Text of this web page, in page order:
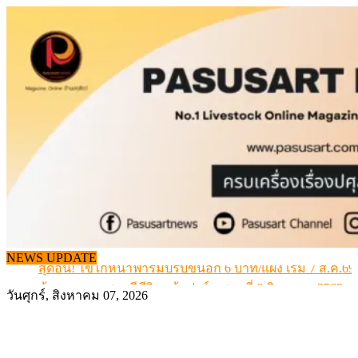
content
NEWS UPDATE
สกัดลักลอบนำเข้าเอ็นโคแช่แข็งกว่า 12.6 ตัน สมุทรสาคร
เมื่อเกษตรกรถูกมองเป็นผู้ร้ายเบื้องหลังราคาหมูที่สังคมไม่
สุดอั้น! ไข่ไก่หน้าฟาร์มปรับขึ้นอีก 6 บาท/แผง เริ่ม 7 ส.ค.69
ข้อมูลราคา สุกรมีชีวิตหน้าฟาร์ม พระที่ 6 สิงหาคม 2569
เดินหน้าดัน “ราคากลางโคเนื้อ” แก้ปัญหาราคาโคเนื้อตก
วันศุกร์, สิงหาคม 07, 2026